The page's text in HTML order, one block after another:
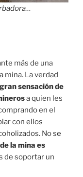
más de una
mina. La verdad
sensación de
a quien les
en el
con ellos
No se
la mina es
de soportar un